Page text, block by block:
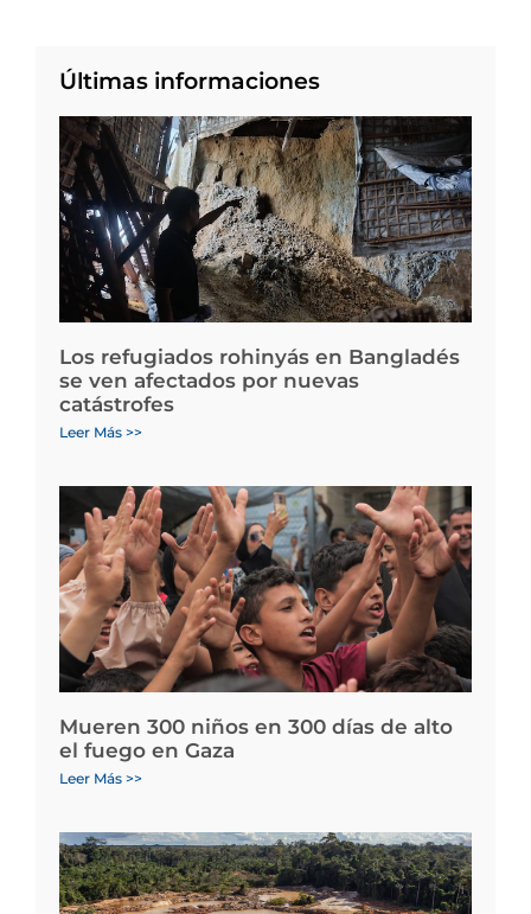
Últimas informaciones
Los refugiados rohinyás en Bangladés
se ven afectados por nuevas
catástrofes
Leer Más >>
Mueren 300 niños en 300 días de alto
el fuego en Gaza
Leer Más >>